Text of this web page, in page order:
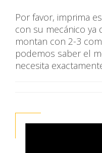
Por favor, imprima
con su mecánico ya
montan con 2-3
podemos saber el
necesita